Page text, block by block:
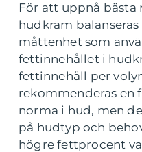
För att uppnå
hudkräm
måttenhet som
fettinnehållet i
fettinnehåll per
rekommenderas en
norma i hud, men
på hudtyp och
högre fettprocent